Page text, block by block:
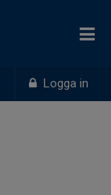
Logga in